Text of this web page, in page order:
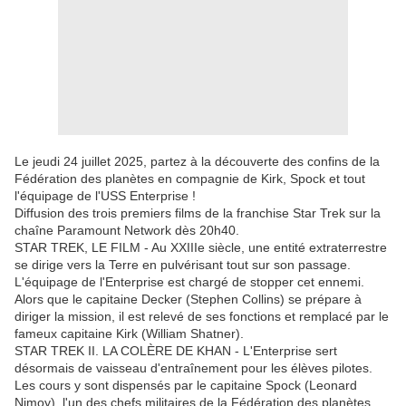
Le jeudi 24 juillet 2025, partez à la découverte des confins de la
Fédération des planètes en compagnie de Kirk, Spock et tout
l'équipage de l'USS Enterprise !
Diffusion des trois premiers films de la franchise Star Trek sur la
chaîne Paramount Network dès 20h40.
STAR TREK, LE FILM - Au XXIIIe siècle, une entité extraterrestre
se dirige vers la Terre en pulvérisant tout sur son passage.
L'équipage de l'Enterprise est chargé de stopper cet ennemi.
Alors que le capitaine Decker (Stephen Collins) se prépare à
diriger la mission, il est relevé de ses fonctions et remplacé par le
fameux capitaine Kirk (William Shatner).
STAR TREK II. LA COLÈRE DE KHAN - L'Enterprise sert
désormais de vaisseau d'entraînement pour les élèves pilotes.
Les cours y sont dispensés par le capitaine Spock (Leonard
Nimoy), l'un des chefs militaires de la Fédération des planètes